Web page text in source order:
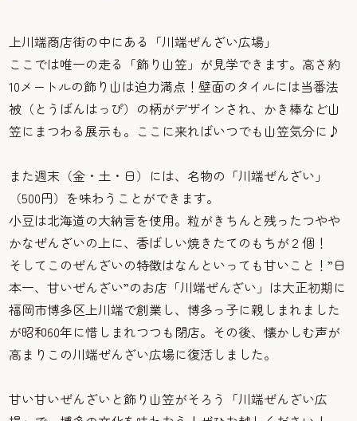
上川端商店街の中にある「川端ぜんざい広場」
ここでは唯一の走る「飾り山笠」が見学できます。高さ約
10メートルの飾り山は迫力満点！壁面のタイルには当番法
被（とうばんはっぴ）の柄がデザインされ、かき棒など山
笠にまつわる展示も。ここに来ればいつでも山笠気分に♪
また週末（金・土・日）には、名物の「川端ぜんざい」
（500円）を味わうことができます。
小豆は北海道の大納言を使用。粒がきちんと残ったつやや
かなぜんざいの上に、香ばしい焼きたてのもちが２個！
そしてこのぜんざいの特徴はなんといっても甘いこと！”日
本一、甘いぜんざい”のお店「川端ぜんざい」は大正初期に
福岡市博多区上川端で創業し、博多っ子に親しまれました
が昭和60年に惜しまれつつも閉店。その後、懐かしむ声が
高まりこの川端ぜんざい広場に復活しました。
甘い甘いぜんざいと飾り山笠がそろう「川端ぜんざい広